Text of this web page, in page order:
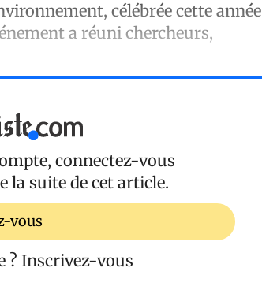
célébrée cette année
a réuni chercheurs,
connectez-vous
la suite de cet article.
vous
? Inscrivez-vous